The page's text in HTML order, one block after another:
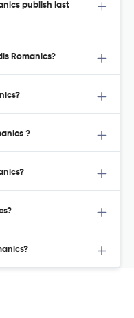
publish last
Romanics?
?